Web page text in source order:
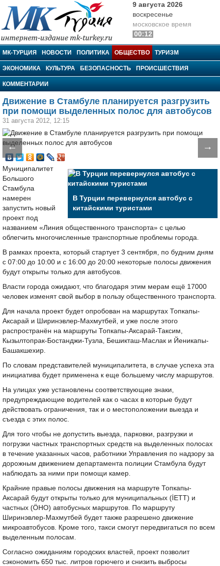
МК-Турция
9 августа 2026
воскресенье
московское время
00:12
МК-ТУРЦИЯ НОВОСТИ ПОЛИТИКА ОБЩЕСТВО ТУРИЗМ
ЭКОНОМИКА КУЛЬТУРА БЕЗОПАСНОСТЬ ПРОИСШЕСТВИЯ
КОММЕНТАРИИ
Движение в Стамбуле планируется разгрузить
при помощи выделенных полос для автобусов
31 августа 2012, 12:15
← →
В Турции перевернулся автобус с
китайскими туристами
Муниципалитет
Большого
Стамбула
намерен
запустить новый
проект под
названием «Линия общественного транспорта» с целью
облегчить многочисленные транспортные проблемы города.
В рамках проекта, который стартует 3 сентября, по будним дням
с 07:00 до 10:00 и с 16:00 до 20:00 некоторые полосы движения
будут открыты только для автобусов.
Власти города ожидают, что благодаря этим мерам ещё 17000
человек изменят свой выбор в пользу общественного транспорта.
Для начала проект будет опробован на маршрутах Топкапы-
Аксарай и Ширинэвлер-Махмутбей, и уже после этого
распространён на маршруты Топкапы-Аксарай-Таксим,
Кызылтопрак-Бостанджи-Тузла, Бешикташ-Маслак и Йеникапы-
Башакшехир.
По словам представителей муниципалитета, в случае успеха эта
инициатива будет применена к еще большему числу маршрутов.
На улицах уже установлены соответствующие знаки,
предупреждающие водителей как о часах в которые будут
действовать ограничения, так и о местоположении выезда и
съезда с этих полос.
Для того чтобы не допустить выезда, парковки, разгрузки и
погрузки частных транспортных средств на выделенных полосах
в течение указанных часов, работники Управления по надзору за
дорожным движением департамента полиции Стамбула будут
наблюдать за ними при помощи камер.
Крайние правые полосы движения на маршруте Топкапы-
Аксарай будут открыты только для муниципальных (İ ETT) и
частных (ÖHO) автобусных маршрутов. По маршруту
Ширинэвлер-Махмутбей будет также разрешено движение
микроавтобусов. Кроме того, такси смогут передвигаться по всем
выделенным полосам.
Согласно ожиданиям городских властей, проект позволит
сэкономить 650 тыс. литров горючего и снизить выбросы